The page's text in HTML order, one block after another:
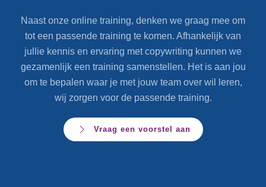
Naast onze online training, denken we graag mee om
tot een passende training te komen. Afhankelijk van
jullie kennis en ervaring met copywriting kunnen we
gezamenlijk een training samenstellen. Het is aan jou
om te bepalen waar je met jouw team over wil leren,
wij zorgen voor de passende training.
Vraag een voorstel aan